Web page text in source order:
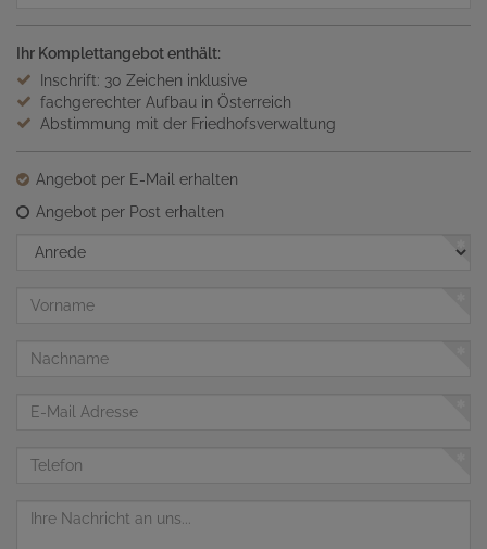
Ihr Komplettangebot enthält:
Inschrift: 30 Zeichen inklusive
fachgerechter Aufbau in Österreich
Abstimmung mit der Friedhofsverwaltung
Angebot per E-Mail erhalten
Angebot per Post erhalten
Anrede
Vorname
Nachname
Telefon
Nachricht